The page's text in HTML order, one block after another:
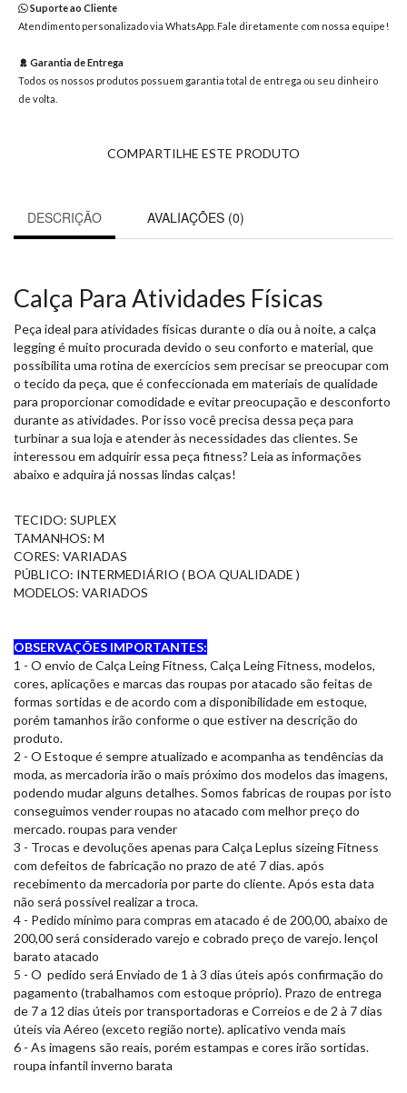
Suporte ao Cliente
Atendimento personalizado via WhatsApp. Fale diretamente com nossa equipe!
Garantia de Entrega
Todos os nossos produtos possuem garantia total de entrega ou seu dinheiro
de volta.
COMPARTILHE ESTE PRODUTO
DESCRIÇÃO AVALIAÇÕES (0)
Calça Para Atividades Físicas
Peça ideal para atividades físicas durante o dia ou à noite, a calça
legging é muito procurada devido o seu conforto e material, que
possibilita uma rotina de exercícios sem precisar se preocupar com
o tecido da peça, que é confeccionada em materiais de qualidade
para proporcionar comodidade e evitar preocupação e desconforto
durante as atividades. Por isso você precisa dessa peça para
turbinar a sua loja e atender às necessidades das clientes. Se
interessou em adquirir essa peça fitness? Leia as informações
abaixo e adquira já nossas lindas calças!
TECIDO: SUPLEX
TAMANHOS: M
CORES: VARIADAS
PÚBLICO: INTERMEDIÁRIO ( BOA QUALIDADE )
MODELOS: VARIADOS
OBSERVAÇÕES IMPORTANTES:
1 - O envio de Calça Leing Fitness, Calça Leing Fitness, modelos,
cores, aplicações e marcas das roupas por atacado são feitas de
formas sortidas e de acordo com a disponibilidade em estoque,
porém tamanhos irão conforme o que estiver na descrição do
produto.
2 - O Estoque é sempre atualizado e acompanha as tendências da
moda, as mercadoria irão o mais próximo dos modelos das imagens,
podendo mudar alguns detalhes. Somos fabricas de roupas por isto
conseguimos vender roupas no atacado com melhor preço do
mercado. roupas para vender
3 - Trocas e devoluções apenas para Calça Leplus sizeing Fitness
com defeitos de fabricação no prazo de até 7 dias. após
recebimento da mercadoria por parte do cliente. Após esta data
não será possível realizar a troca.
4 - Pedido mínimo para compras em atacado é de 200,00, abaixo de
200,00 será considerado varejo e cobrado preço de varejo. lençol
barato atacado
5 - O pedido será Enviado de 1 à 3 dias úteis após confirmação do
pagamento (trabalhamos com estoque próprio). Prazo de entrega
de 7 a 12 dias úteis por transportadoras e Correios e de 2 à 7 dias
úteis via Aéreo (exceto região norte). aplicativo venda mais
6 - As imagens são reais, porém estampas e cores irão sortidas.
roupa infantil inverno barata